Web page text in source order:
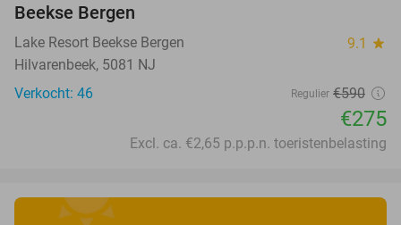
Beekse Bergen
Lake Resort Beekse Bergen 9.1 star
Hilvarenbeek, 5081 NJ
Verkocht: 46
Regulier €590
€275
Excl. ca. €2,65 p.p.p.n. toeristenbelasting